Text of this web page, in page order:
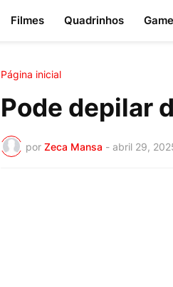
Filmes Quadrinhos
Página inicial
Pode depilar
por Zeca Mansa - abril 29,